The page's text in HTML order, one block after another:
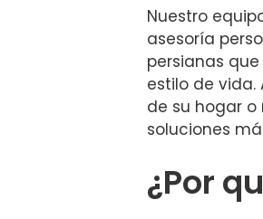
Nuestro
asesoría
persianas
estilo de vida.
de su hogar
soluciones
¿Por